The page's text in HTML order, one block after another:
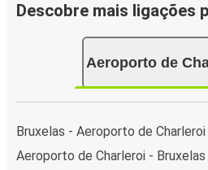
Descobre mais ligações
Aeroporto de
Bruxelas - Aeroporto de Charleroi
Aeroporto de Charleroi - Bruxelas